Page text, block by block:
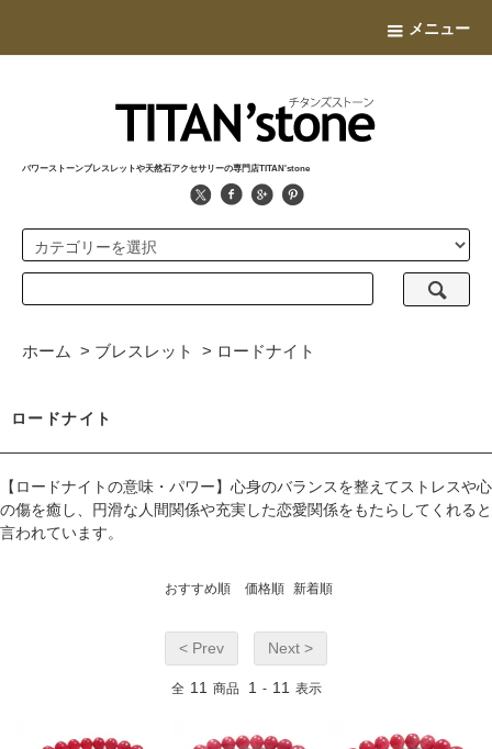
メニュー
パワーストーンブレスレットや天然石アクセサリーの専門店TITAN'stone
ホーム > ブレスレット > ロードナイト
ロードナイト
【ロードナイトの意味・パワー】心身のバランスを整えてストレスや心
の傷を癒し、円滑な人間関係や充実した恋愛関係をもたらしてくれると
言われています。
おすすめ順 価格順 新着順
< Prev Next >
全 11 商品 1 - 11 表示